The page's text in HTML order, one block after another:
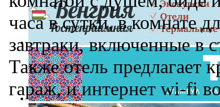
часа в сутки, в комнате
завтраки, включенные в
Также отель предлагает
гараж, и интернет wi-fi